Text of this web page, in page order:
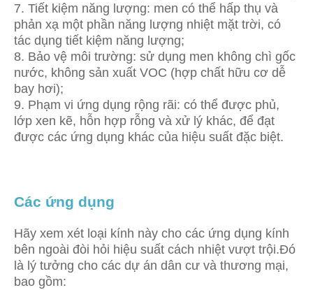
7. Tiết kiệm năng lượng: men có thể hấp thụ và
phản xạ một phần năng lượng nhiệt mặt trời, có
tác dụng tiết kiệm năng lượng;
8. Bảo vệ môi trường: sử dụng men không chì gốc
nước, không sản xuất VOC (hợp chất hữu cơ dễ
bay hơi);
9. Phạm vi ứng dụng rộng rãi: có thể được phủ,
lớp xen kẽ, hỗn hợp rỗng và xử lý khác, để đạt
được các ứng dụng khác của hiệu suất đặc biệt.
Các ứng dụng
Hãy xem xét loại kính này cho các ứng dụng kính
bên ngoài đòi hỏi hiệu suất cách nhiệt vượt trội.Đó
là lý tưởng cho các dự án dân cư và thương mại,
bao gồm: